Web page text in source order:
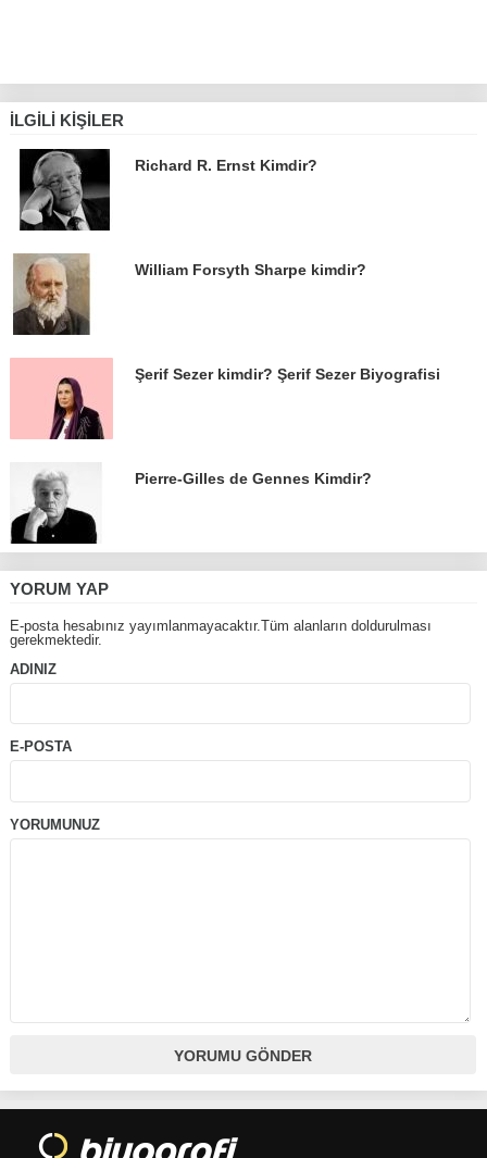
İLGILI KIŞILER
Richard R. Ernst Kimdir?
William Forsyth Sharpe kimdir?
Şerif Sezer kimdir? Şerif Sezer Biyografisi
Pierre-Gilles de Gennes Kimdir?
YORUM YAP
E-posta hesabınız yayımlanmayacaktır.Tüm alanların doldurulması
gerekmektedir.
ADINIZ
E-POSTA
YORUMUNUZ